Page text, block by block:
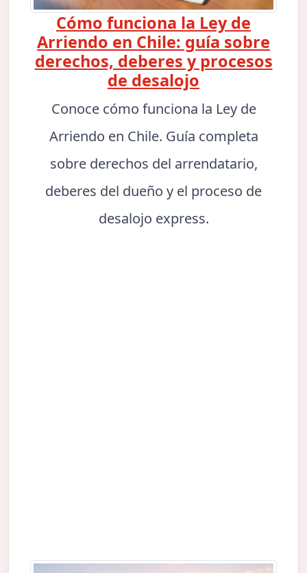
Cómo funciona la Ley de
Arriendo en Chile: guía sobre
derechos, deberes y procesos
de desalojo
Conoce cómo funciona la Ley de
Arriendo en Chile. Guía completa
sobre derechos del arrendatario,
deberes del dueño y el proceso de
desalojo express.